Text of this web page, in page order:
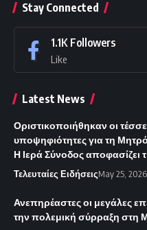
Stay Connected
1.1K Followers
Like
Latest News
Οριστικοποιήθηκαν οι
υποψηφιότητες για τη
Η Ιερά Σύνοδος αποφασίζει
Τελευταίες ΕιδήσειςMay 25, 2026
Ανεπηρέαστες οι μεγάλες
την πολεμική σύρραξη στη